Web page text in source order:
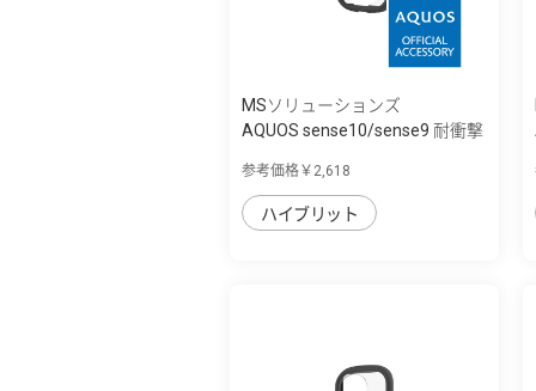
MSソリューションズ
AQUOS sense10/sense9 耐衝撃
参考価格￥2,618
ハイブリット